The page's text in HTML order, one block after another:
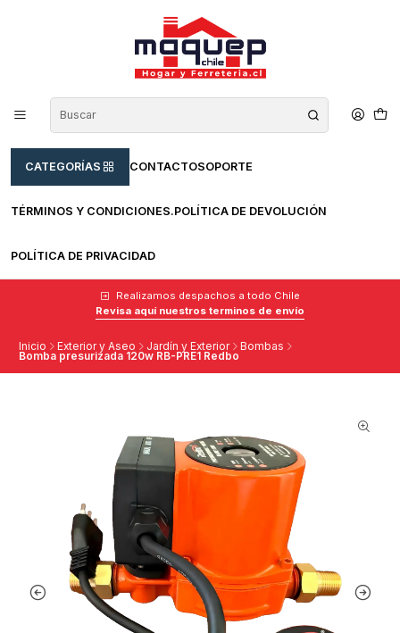
CATEGORÍAS CONTACTOSOPORTE
TÉRMINOS Y CONDICIONES.POLÍTICA DE DEVOLUCIÓN
POLÍTICA DE PRIVACIDAD
Realizamos despachos a todo Chile
Revisa aquí nuestros terminos de envío
Inicio Exterior y Aseo Jardín y Exterior Bombas
Bomba presurizada 120w RB-PRE1 Redbo